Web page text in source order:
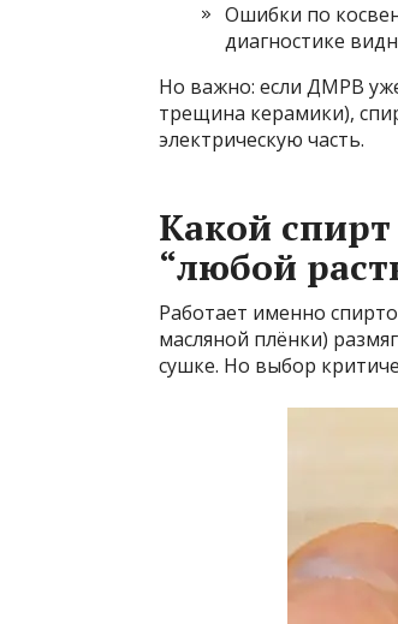
Ошибки по
диагностике
Но важно: если ДМРВ
трещина керамики),
электрическую часть.
Какой спирт
“любой
Работает именно
масляной плёнки)
сушке. Но выбор